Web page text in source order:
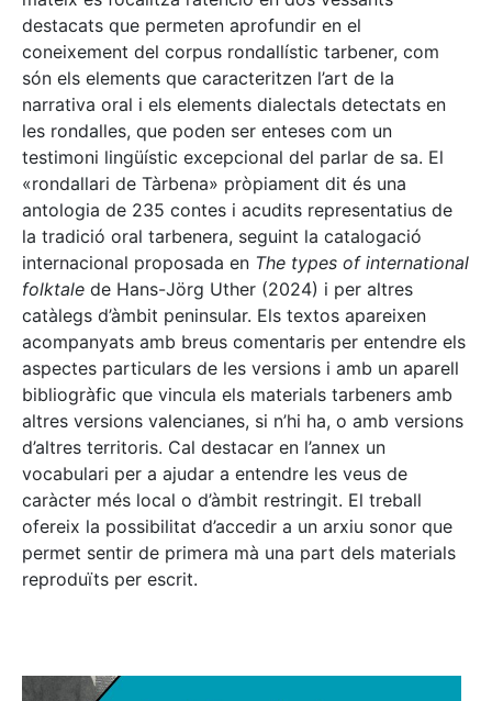
destacats que permeten aprofundir en el
coneixement del corpus rondallístic tarbener, com
són els elements que caracteritzen l’art de la
narrativa oral i els elements dialectals detectats en
les rondalles, que poden ser enteses com un
testimoni lingüístic excepcional del parlar de sa. El
«rondallari de Tàrbena» pròpiament dit és una
antologia de 235 contes i acudits representatius de
la tradició oral tarbenera, seguint la catalogació
internacional proposada en The types of international
folktale de Hans-Jörg Uther (2024) i per altres
catàlegs d’àmbit peninsular. Els textos apareixen
acompanyats amb breus comentaris per entendre els
aspectes particulars de les versions i amb un aparell
bibliogràfic que vincula els materials tarbeners amb
altres versions valencianes, si n’hi ha, o amb versions
d’altres territoris. Cal destacar en l’annex un
vocabulari per a ajudar a entendre les veus de
caràcter més local o d’àmbit restringit. El treball
ofereix la possibilitat d’accedir a un arxiu sonor que
permet sentir de primera mà una part dels materials
reproduïts per escrit.